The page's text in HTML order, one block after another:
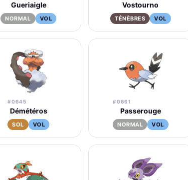
Gueriaigle
NORMAL VOL
Vostourno
TÉNÈBRES VOL
#0645
Démétéros
SOL VOL
#0661
Passerouge
NORMAL VOL